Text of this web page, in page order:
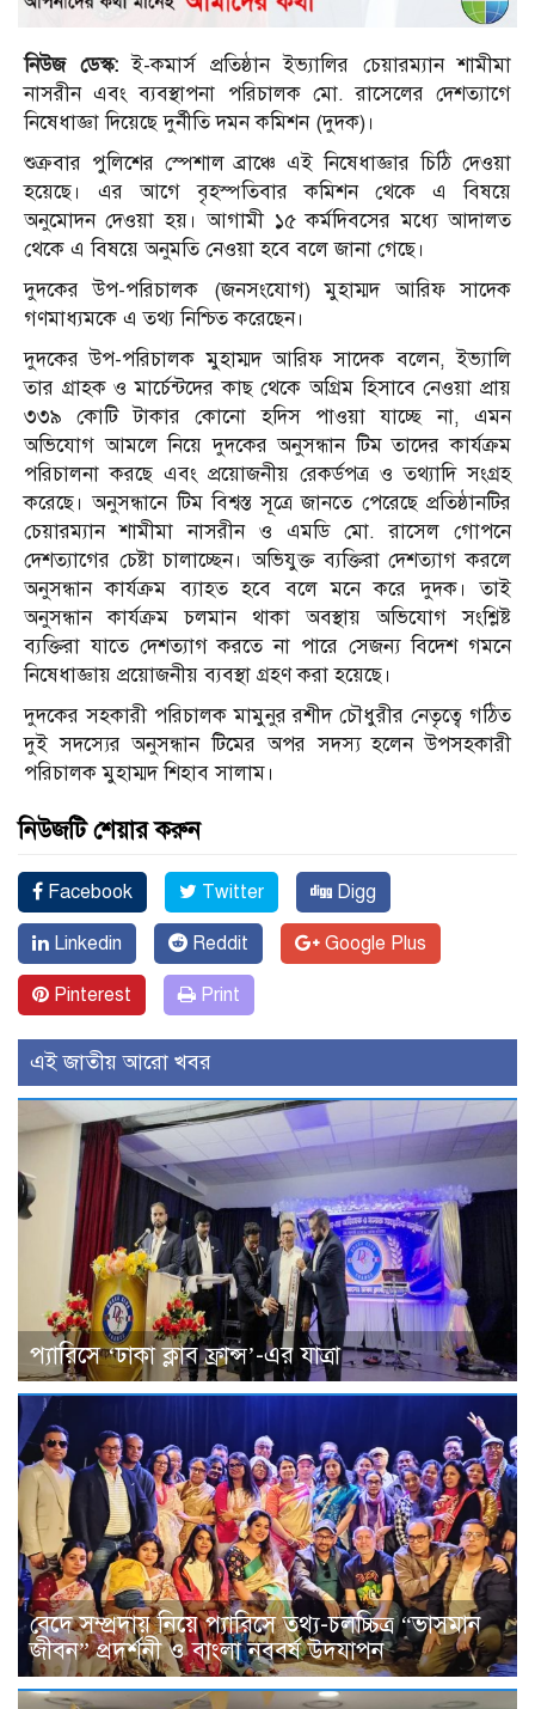
নিউজ ডেস্ক:ই-কমার্স প্রতিষ্ঠান ইভ্যালির চেয়ারম্যান শামীমা
নাসরীন এবং ব্যবস্থাপনা পরিচালক মো. রাসেলের দেশত্যাগে
নিষেধাজ্ঞা দিয়েছে দুর্নীতি দমন কমিশন (দুদক)।
শুক্রবার পুলিশের স্পেশাল ব্রাঞ্চে এই নিষেধাজ্ঞার চিঠি দেওয়া
হয়েছে। এর আগে বৃহস্পতিবার কমিশন থেকে এ বিষয়ে
অনুমোদন দেওয়া হয়। আগামী ১৫ কর্মদিবসের মধ্যে আদালত
থেকে এ বিষয়ে অনুমতি নেওয়া হবে বলে জানা গেছে।
দুদকের উপ-পরিচালক (জনসংযোগ) মুহাম্মদ আরিফ সাদেক
গণমাধ্যমকে এ তথ্য নিশ্চিত করেছেন।
দুদকের উপ-পরিচালক মুহাম্মদ আরিফ সাদেক বলেন, ইভ্যালি
তার গ্রাহক ও মার্চেন্টদের কাছ থেকে অগ্রিম হিসাবে নেওয়া প্রায়
৩৩৯ কোটি টাকার কোনো হদিস পাওয়া যাচ্ছে না, এমন
অভিযোগ আমলে নিয়ে দুদকের অনুসন্ধান টিম তাদের কার্যক্রম
পরিচালনা করছে এবং প্রয়ােজনীয় রেকর্ডপত্র ও তথ্যাদি সংগ্রহ
করেছে। অনুসন্ধানে টিম বিশ্বস্ত সূত্রে জানতে পেরেছে প্রতিষ্ঠানটির
চেয়ারম্যান শামীমা নাসরীন ও এমডি মো. রাসেল গোপনে
দেশত্যাগের চেষ্টা চালাচ্ছেন। অভিযুক্ত ব্যক্তিরা দেশত্যাগ করলে
অনুসন্ধান কার্যক্রম ব্যাহত হবে বলে মনে করে দুদক। তাই
অনুসন্ধান কার্যক্রম চলমান থাকা অবস্থায় অভিযােগ সংশ্লিষ্ট
ব্যক্তিরা যাতে দেশত্যাগ করতে না পারে সেজন্য বিদেশ গমনে
নিষেধাজ্ঞায় প্রয়ােজনীয় ব্যবস্থা গ্রহণ করা হয়েছে।
দুদকের সহকারী পরিচালক মামুনুর রশীদ চৌধুরীর নেতৃত্বে গঠিত
দুই সদস্যের অনুসন্ধান টিমের অপর সদস্য হলেন উপসহকারী
পরিচালক মুহাম্মদ শিহাব সালাম।
নিউজটি শেয়ার করুন
Facebook Twitter Digg
Linkedin Reddit Google Plus
Pinterest Print
এই জাতীয় আরো খবর
প্যারিসে ‘ঢাকা ক্লাব ফ্রান্স’-এর যাত্রা
বেদে সম্প্রদায় নিয়ে প্যারিসে তথ্য-চলচ্চিত্র “ভাসমান
জীবন” প্রদর্শনী ও বাংলা নববর্ষ উদযাপন